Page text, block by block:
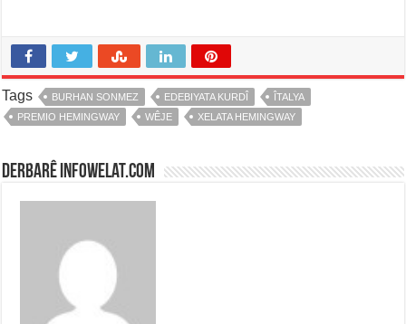
Tags BURHAN SONMEZ EDEBIYATA KURDÎ
ÎTALYA
PREMIO HEMINGWAY
WÊJE XELATA HEMINGWAY
Derbarê infowelat.com